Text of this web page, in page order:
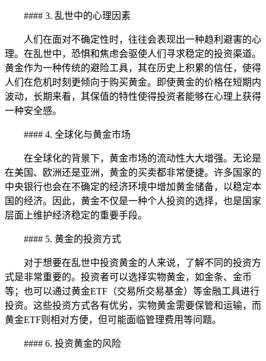
#### 3. 乱世中的心理因素
人们在面对不确定性时，往往会表现出一种趋利避害的心
理。在乱世中，恐惧和焦虑会驱使人们寻求稳定的投资渠道。
黄金作为一种传统的避险工具，其在历史上积累的信任，使得
人们在危机时刻更倾向于购买黄金。即使黄金的价格在短期内
波动，长期来看，其保值的特性使得投资者能够在心理上获得
一种安全感。
#### 4. 全球化与黄金市场
在全球化的背景下，黄金市场的流动性大大增强。无论是
在美国、欧洲还是亚洲，黄金的买卖都非常便捷。许多国家的
中央银行也会在不确定的经济环境中增加黄金储备，以稳定本
国的经济。因此，黄金不仅是一种个人投资的选择，也是国家
层面上维护经济稳定的重要手段。
#### 5. 黄金的投资方式
对于想要在乱世中投资黄金的人来说，了解不同的投资方
式是非常重要的。投资者可以选择实物黄金，如金条、金币
等；也可以通过黄金ETF（交易所交易基金）等金融工具进行
投资。这些投资方式各有优劣，实物黄金需要保管和运输，而
黄金ETF则相对方便，但可能面临管理费用等问题。
#### 6. 投资黄金的风险